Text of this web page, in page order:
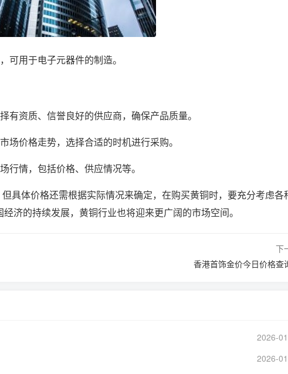
可用于电子元器件的制造。
有资质、信誉良好的供应商，确保产品质量。
场价格走势，选择合适的时机进行采购。
行情，包括价格、供应情况等。
具体价格还需根据实际情况来确定，在购买黄铜时，要充分考虑各
济的持续发展，黄铜行业也将迎来更广阔的市场空间。
下
香港首饰金价今日价格查
2026-
2026-